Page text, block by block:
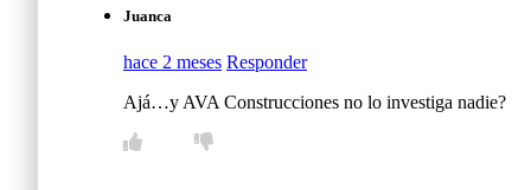
Juanca
hace 2 meses Responder
Ajá…y AVA Construcciones no lo investiga nadie?